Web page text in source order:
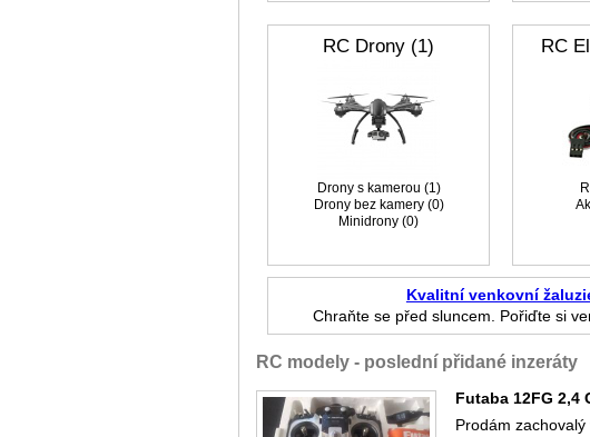
RC Drony (1)
Drony s kamerou (1)
Drony bez kamery (0)
Minidrony (0)
RC
Kvalitní venkovní
Chraňte se před sluncem. Pořiďte si
RC modely - poslední přidané inzeráty
Futaba 12FG 2,4
Prodám